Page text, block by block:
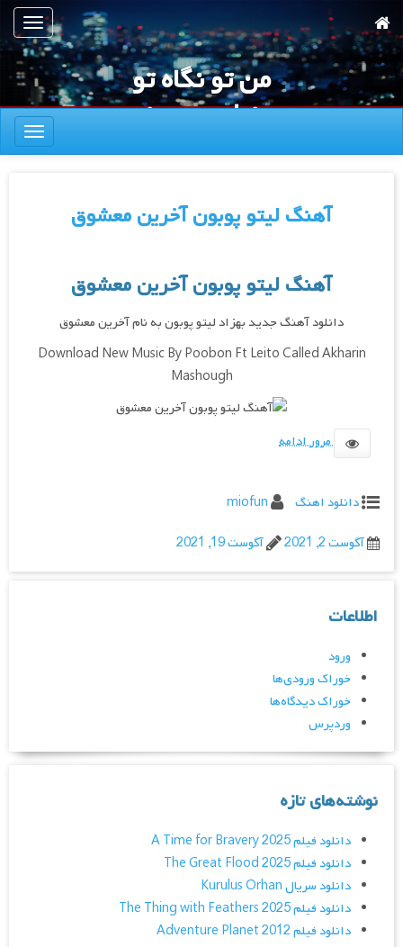
به
محتوای
اصلی
ناوبری
من تو نگاه تو
دنیامو میبینم
ناوبری
آهنگ لیتو پوبون آخرین معشوق
آهنگ لیتو پوبون آخرین معشوق
دانلود آهنگ جدید بهزاد لیتو پوبون به نام آخرین معشوق
Download New Music By Poobon Ft Leito Called Akharin
Mashough
مرور ادامه
دانلود اهنگ
miofun
آگوست 2, 2021
آگوست 19, 2021
اطلاعات
ورود
خوراک ورودی‌ها
خوراک دیدگاه‌ها
وردپرس
نوشته‌های تازه
دانلود فیلم A Time for Bravery 2025
دانلود فیلم The Great Flood 2025
دانلود سریال Kurulus Orhan
دانلود فیلم The Thing with Feathers 2025
دانلود فیلم Adventure Planet 2012